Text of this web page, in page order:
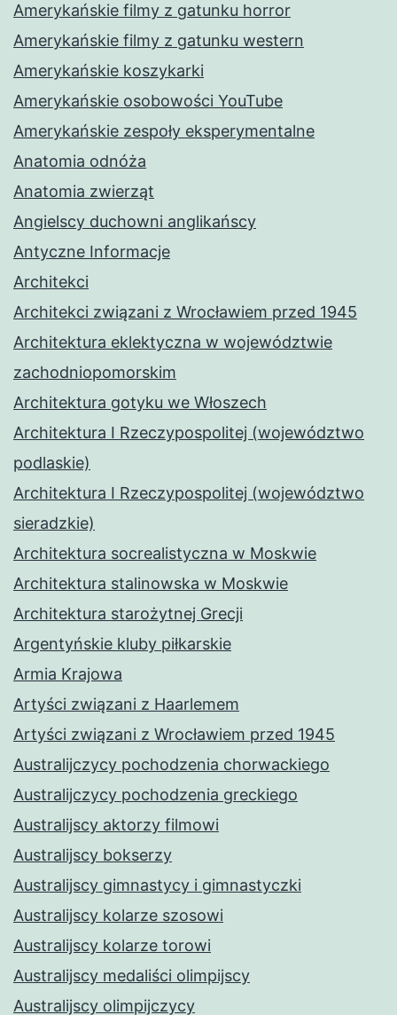
Amerykańskie filmy z gatunku horror
Amerykańskie filmy z gatunku western
Amerykańskie koszykarki
Amerykańskie osobowości YouTube
Amerykańskie zespoły eksperymentalne
Anatomia odnóża
Anatomia zwierząt
Angielscy duchowni anglikańscy
Antyczne Informacje
Architekci
Architekci związani z Wrocławiem przed 1945
Architektura eklektyczna w województwie
zachodniopomorskim
Architektura gotyku we Włoszech
Architektura I Rzeczypospolitej (województwo
podlaskie)
Architektura I Rzeczypospolitej (województwo
sieradzkie)
Architektura socrealistyczna w Moskwie
Architektura stalinowska w Moskwie
Architektura starożytnej Grecji
Argentyńskie kluby piłkarskie
Armia Krajowa
Artyści związani z Haarlemem
Artyści związani z Wrocławiem przed 1945
Australijczycy pochodzenia chorwackiego
Australijczycy pochodzenia greckiego
Australijscy aktorzy filmowi
Australijscy bokserzy
Australijscy gimnastycy i gimnastyczki
Australijscy kolarze szosowi
Australijscy kolarze torowi
Australijscy medaliści olimpijscy
Australijscy olimpijczycy